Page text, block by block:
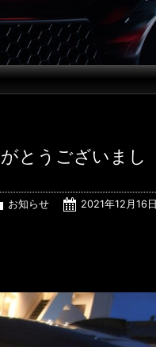
とうございまし
2021年12月16日
お知らせ